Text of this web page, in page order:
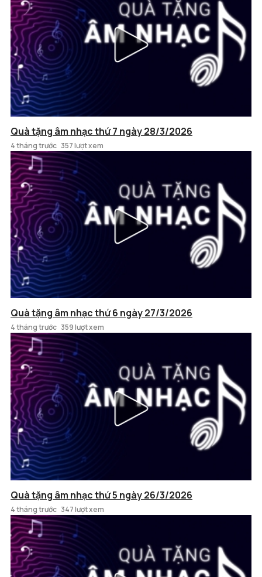
Quà tặng âm nhạc thứ 7 ngày 28/3/2026
4 tháng trước 357 lượt xem
Quà tặng âm nhạc thứ 6 ngày 27/3/2026
4 tháng trước 359 lượt xem
Quà tặng âm nhạc thứ 5 ngày 26/3/2026
4 tháng trước 347 lượt xem